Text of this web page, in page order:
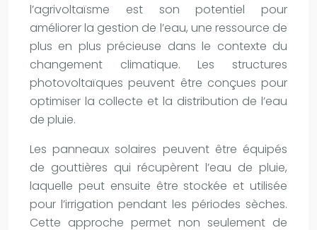
l’agrivoltaïsme est son potentiel pour
améliorer la gestion de l’eau, une ressource de
plus en plus précieuse dans le contexte du
changement climatique. Les structures
photovoltaïques peuvent être conçues pour
optimiser la collecte et la distribution de l’eau
de pluie.
Les panneaux solaires peuvent être équipés
de gouttières qui récupèrent l’eau de pluie,
laquelle peut ensuite être stockée et utilisée
pour l’irrigation pendant les périodes sèches.
Cette approche permet non seulement de